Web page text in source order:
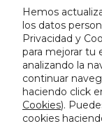
Hemos
los datos
Privacidad y
para mejorar tu
analizando la
continuar
haciendo click
Cookies).
cookies